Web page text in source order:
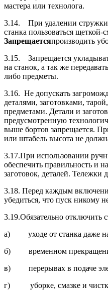
мастера или технолога.
3.14. При удалении стружки
станка пользоваться щеткой-
Запрещаетсяпроизводить
3.15. Запрещается
на станок, а так же
либо предметы.
3.16. Не допускать
деталями, заготовками,
предметами. Детали и
предусмотренную
выше бортов запрещается.
или штабель высота не
3.17.При использовании
обеспечить правильность и
заготовок, деталей.
3.18. Перед каждым
убедиться, что пуск никому
3.19.Обязательно отключить
а) уходе от станка даже на
б) временном
в) перерывах в подаче
г) уборке, смазке и